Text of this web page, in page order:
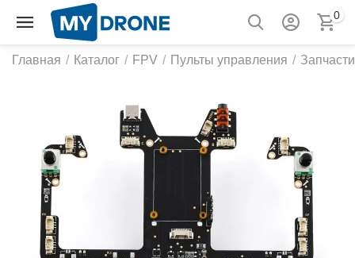
0
Главная / Каталог / FPV / Пульты управления / Запчасти